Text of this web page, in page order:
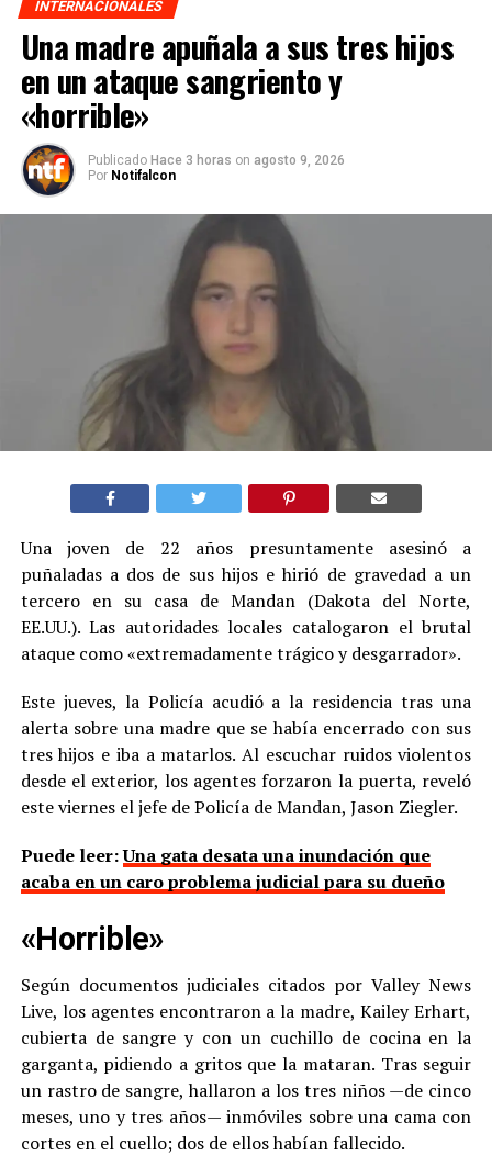
INTERNACIONALES
Una madre apuñala a sus tres hijos
en un ataque sangriento y
«horrible»
Publicado Hace 3 horas on agosto 9, 2026
Por Notifalcon
Una joven de 22 años presuntamente asesinó a
puñaladas a dos de sus hijos e hirió de gravedad a un
tercero en su casa de Mandan (Dakota del Norte,
EE.UU.). Las autoridades locales catalogaron el brutal
ataque como «extremadamente trágico y desgarrador».
Este jueves, la Policía acudió a la residencia tras una
alerta sobre una madre que se había encerrado con sus
tres hijos e iba a matarlos. Al escuchar ruidos violentos
desde el exterior, los agentes forzaron la puerta, reveló
este viernes el jefe de Policía de Mandan, Jason Ziegler.
Puede leer:Una gata desata una inundación que
acaba en un caro problema judicial para su dueño
«Horrible»
Según documentos judiciales citados por Valley News
Live, los agentes encontraron a la madre, Kailey Erhart,
cubierta de sangre y con un cuchillo de cocina en la
garganta, pidiendo a gritos que la mataran. Tras seguir
un rastro de sangre, hallaron a los tres niños —de cinco
meses, uno y tres años— inmóviles sobre una cama con
cortes en el cuello; dos de ellos habían fallecido.